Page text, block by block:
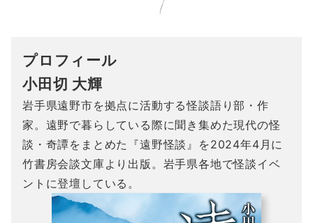
プロフィール
小田切 大輝
岩手県遠野市を拠点に活動する怪談語り部・作
家。遠野で暮らしている際に聞き集めた現代の怪
談・奇譚をまとめた『遠野怪談』を2024年4月に
竹書房会談文庫より出版。岩手県各地で怪談イベ
ントに登壇している。